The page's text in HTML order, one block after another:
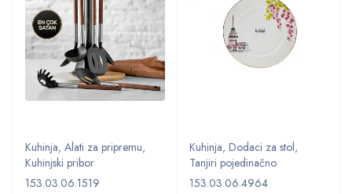
Kuhinja, Alati za pripremu,
Kuhinjski pribor
153.03.06.1519
Kuhinja, Dodaci za stol,
Tanjiri pojedinačno
153.03.06.4964